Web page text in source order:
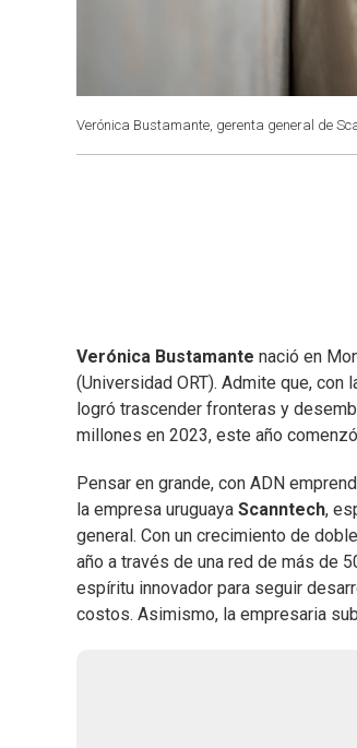
Verónica Bustamante, gerenta general de
Verónica Bustamante nació en
(Universidad ORT). Admite que, con
logró trascender fronteras y
millones en 2023, este año
Pensar en grande, con ADN
la empresa uruguaya Scanntech,
general. Con un crecimiento de
año a través de una red de más de
espíritu innovador para seguir
costos. Asimismo, la empresaria